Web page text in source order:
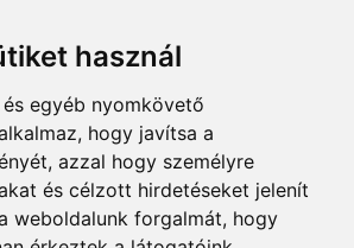
használ
egyéb nyomkövető
hogy javítsa a
azzal hogy személyre
és célzott hirdetéseket jelenít
weboldalunk forgalmát, hogy